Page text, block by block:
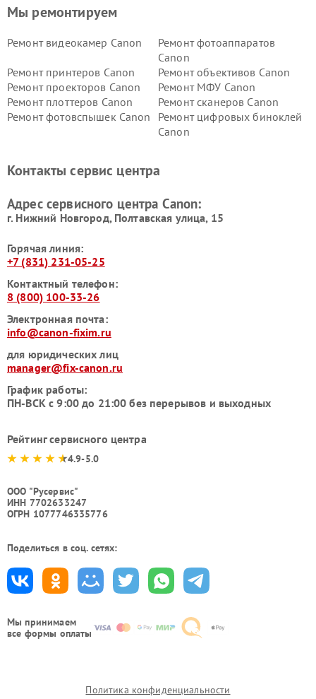
Мы принимаем
все формы оплаты
Мы ремонтируем
Ремонт видеокамер Canon
Ремонт фотоаппаратов
Canon
Ремонт принтеров Canon
Ремонт объективов Canon
Ремонт проекторов Canon
Ремонт МФУ Canon
Ремонт плоттеров Canon
Ремонт сканеров Canon
Ремонт фотовспышек Canon
Ремонт цифровых биноклей
Canon
Контакты сервис центра
Адрес сервисного центра Canon:
г. Нижний Новгород, Полтавская улица, 15
Горячая линия:
+7 (831) 231-05-25
Контактный телефон:
8 (800) 100-33-26
Электронная почта:
info@canon-fixim.ru
для юридических лиц
manager@fix-canon.ru
График работы:
ПН-ВСК с 9:00 до 21:00 без перерывов и выходных
Рейтинг сервисного центра
4.9-5.0
ООО "Русервис"
ИНН 7702633247
ОГРН 1077746335776
Поделиться в соц. сетях:
Политика конфиденциальности